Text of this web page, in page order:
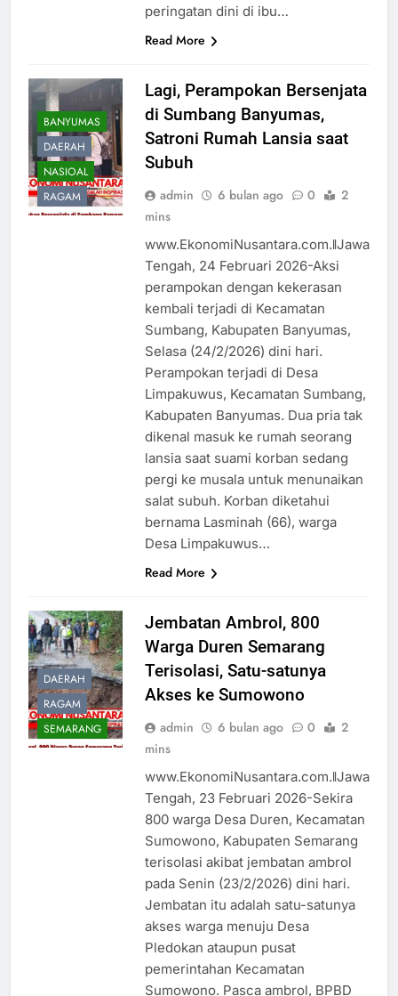
peringatan dini di ibu…
Read More
BANYUMAS
DAERAH
NASIOAL
RAGAM
Lagi, Perampokan Bersenjata
di Sumbang Banyumas,
Satroni Rumah Lansia saat
Subuh
admin 6 bulan ago 0
2
mins
www.EkonomiNusantara.com.ǁJawa
Tengah, 24 Februari 2026-Aksi
perampokan dengan kekerasan
kembali terjadi di Kecamatan
Sumbang, Kabupaten Banyumas,
Selasa (24/2/2026) dini hari.
Perampokan terjadi di Desa
Limpakuwus, Kecamatan Sumbang,
Kabupaten Banyumas. Dua pria tak
dikenal masuk ke rumah seorang
lansia saat suami korban sedang
pergi ke musala untuk menunaikan
salat subuh. Korban diketahui
bernama Lasminah (66), warga
Desa Limpakuwus…
Read More
DAERAH
RAGAM
SEMARANG
Jembatan Ambrol, 800
Warga Duren Semarang
Terisolasi, Satu-satunya
Akses ke Sumowono
admin 6 bulan ago 0
2
mins
www.EkonomiNusantara.com.ǁJawa
Tengah, 23 Februari 2026-Sekira
800 warga Desa Duren, Kecamatan
Sumowono, Kabupaten Semarang
terisolasi akibat jembatan ambrol
pada Senin (23/2/2026) dini hari.
Jembatan itu adalah satu-satunya
akses warga menuju Desa
Pledokan ataupun pusat
pemerintahan Kecamatan
Sumowono. Pasca ambrol, BPBD